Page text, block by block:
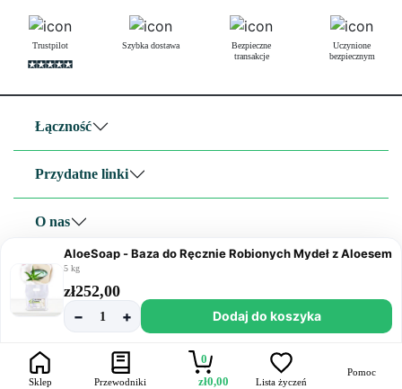
AloeSoap - Baza do Ręcznie Robionych Mydeł z Aloesem
5 kg
zł252,00
−
1 + Dodaj do koszyka
Trustpilot Szybka dostawa
Bezpieczne
transakcje
Uczynione
bezpiecznym
Łączność
Przydatne linki
O nas
Resin Pro Srl, Via 25 Aprile – Z.I.snc, 19021 Arcola SP VAT: 01473200119 •
Kapitał zakładowy 50 000 EUR w całości opłacony • REA SP-210889
Polityka prywatności| Polityka plików cookie | Polityka plików cookie UE
Sklep Przewodniki
0
zł0,00 Lista życzeń
Pomoc